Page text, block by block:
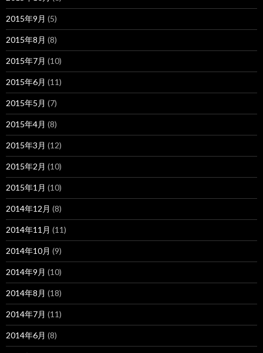
2015年9月 (5)
2015年8月 (8)
2015年7月 (10)
2015年6月 (11)
2015年5月 (7)
2015年4月 (8)
2015年3月 (12)
2015年2月 (10)
2015年1月 (10)
2014年12月 (8)
2014年11月 (11)
2014年10月 (9)
2014年9月 (10)
2014年8月 (18)
2014年7月 (11)
2014年6月 (8)